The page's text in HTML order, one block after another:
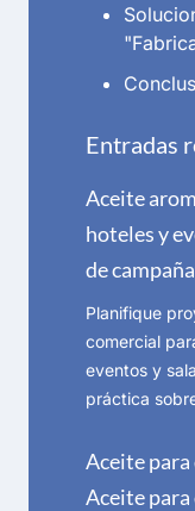
Entradas
Aceite
hoteles y
de
Planifique
comercial
eventos y
práctica
Aceite
Aceite